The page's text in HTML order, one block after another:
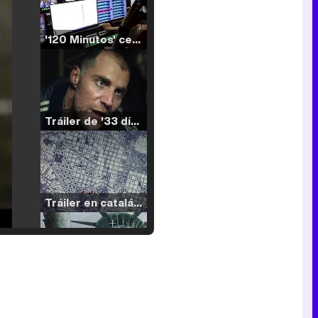
'120 Minutos' celebra sus 2.000 programas en Telemadrid con un vídeo del día a día en la redacción
Tráiler de '33 días', la nueva serie de Atresplayer con Julián Villagrán y José Manuel Poga
Tráiler en catalán de 'Ravalear', la nueva serie de HBO Max sobre los fondos buitre